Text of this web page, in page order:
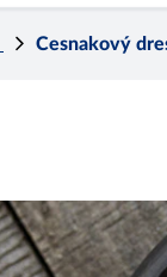
Cesnakový